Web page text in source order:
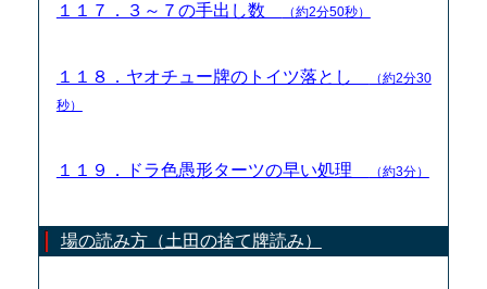
１１７．３～７の手出し数 （約2分50秒）
１１８．ヤオチュー牌のトイツ落とし
（約2分30
秒）
１１９．ドラ色愚形ターツの早い処理 （約3分）
場の読み方（土田の捨て牌読み）